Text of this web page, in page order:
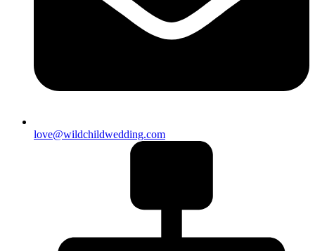
love@wildchildwedding.com